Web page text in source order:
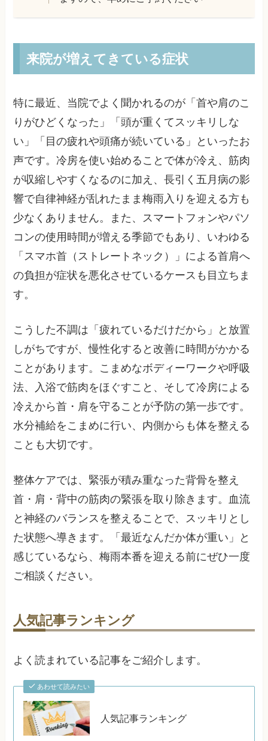
来院が増えてきている症状
特に最近、当院でよく聞かれるのが「首や肩のこ
りがひどくなった」「頭が重くてスッキリしな
い」「目の疲れや頭痛が続いている」といったお
声です。冷房を使い始めることで体が冷え、筋肉
が収縮しやすくなるのに加え、長引く五月病の影
響で自律神経が乱れたまま梅雨入りを迎える方も
少なくありません。また、スマートフォンやパソ
コンの使用時間が増える季節でもあり、いわゆる
「スマホ首（ストレートネック）」による首肩へ
の負担が症状を悪化させているケースも目立ちま
す。
こうした不調は「疲れているだけだから」と放置
しがちですが、慢性化すると改善に時間がかかる
ことがあります。こまめなボディーワークや呼吸
法、入浴で筋肉をほぐすこと、そして冷房による
冷えから首・肩を守ることが予防の第一歩です。
水分補給をこまめに行い、内側からも体を整える
ことも大切です。
整体ケアでは、緊張が積み重なった背骨を整え
首・肩・背中の筋肉の緊張を取り除きます。血流
と神経のバランスを整えることで、スッキリとし
た状態へ導きます。「最近なんだか体が重い」と
感じているなら、梅雨本番を迎える前にぜひ一度
ご相談ください。
人気記事ランキング
よく読まれている記事をご紹介します。
あわせて読みたい
人気記事ランキング